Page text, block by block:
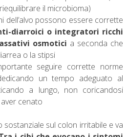
il microbioma)
dell’alvo possono essere corrette
diarroici o integratori ricchi
osmotici a seconda che
o la stipsi
seguire corrette norme
un tempo adeguato al
a lungo, non coricandosi
cenato
sostanziale sul colon irritabile e va